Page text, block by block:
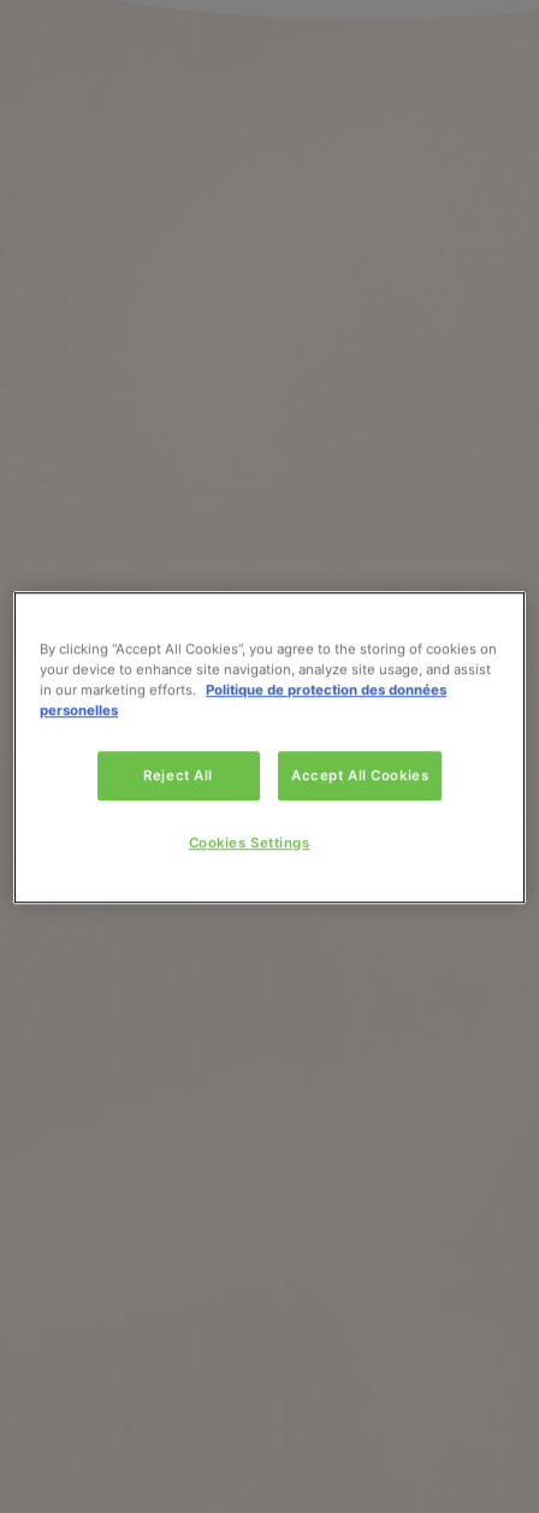
By clicking “Accept All Cookies”, you agree to the storing of cookies on
your device to enhance site navigation, analyze site usage, and assist
in our marketing efforts. Politique de protection des données
personelles
Reject All Accept All Cookies
Cookies Settings